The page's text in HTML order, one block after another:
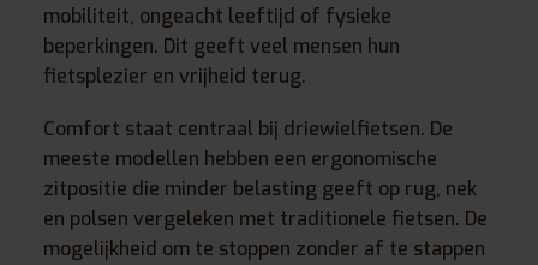
mobiliteit, ongeacht leeftijd of fysieke
beperkingen. Dit geeft veel mensen hun
fietsplezier en vrijheid terug.
Comfort staat centraal bij driewielfietsen. De
meeste modellen hebben een ergonomische
zitpositie die minder belasting geeft op rug, nek
en polsen vergeleken met traditionele fietsen. De
mogelijkheid om te stoppen zonder af te stappen